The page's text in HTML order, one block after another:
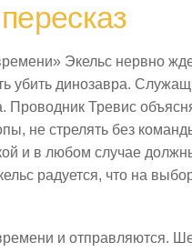
Экельс нервно
убить динозавра.
Проводник Тревис
не стрелять без
и в любом случае
радуется, что на
и отправляются.